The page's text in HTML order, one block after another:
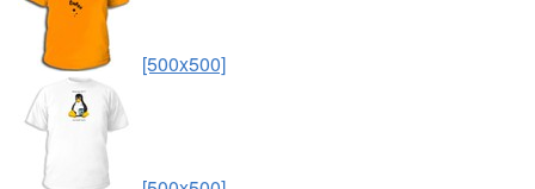
[500x500]